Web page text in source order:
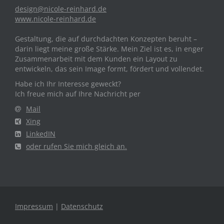
design@nicole-reinhard.de
www.nicole-reinhard.de
Gestaltung, die auf durchdachten Konzepten beruht –
darin liegt meine große Stärke. Mein Ziel ist es, in enger
Zusammenarbeit mit dem Kunden ein Layout zu
entwickeln, das sein Image formt, fördert und vollendet.
Habe ich Ihr Interesse geweckt?
Ich freue mich auf Ihre Nachricht per
Mail
Xing
LinkedIN
oder rufen Sie mich gleich an.
Impressum | Datenschutz